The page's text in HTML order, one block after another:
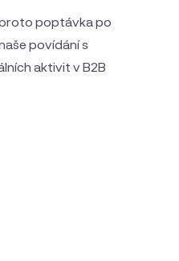
proto poptávka po
povídání s
aktivit v B2B